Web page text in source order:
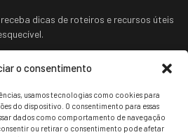
o consentimento
usamos tecnologias como cookies para
do dispositivo. O consentimento para essas
dados como comportamento de navegação
ou retirar o consentimento pode afetar
dicas de roteiros e recursos úteis